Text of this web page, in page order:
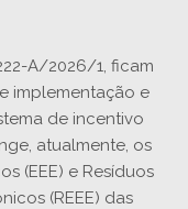
A/2026/1, ficam
implementação e
de incentivo
atualmente, os
(EEE) e Resíduos
(REEE) das